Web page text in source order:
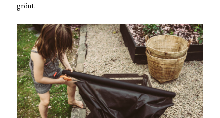
grönt.